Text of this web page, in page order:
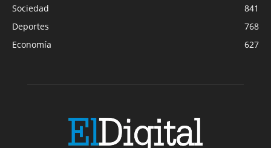
Sociedad
841
Deportes
768
Economía
627